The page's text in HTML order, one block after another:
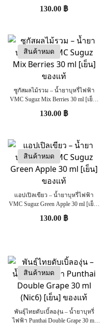
130.00 ฿
สินค้าหมด
ซูกัสผลไม้รวม – น้ำยาบุหรี่ไฟฟ้า
VMC Suguz Mix Berries 30 ml [เย็น]
130.00 ฿
สินค้าหมด
แอปเปิลเขียว – น้ำยาบุหรี่ไฟฟ้า
VMC Suguz Green Apple 30 ml [เย็น]
130.00 ฿
สินค้าหมด
พันธุ์ไทยดับเบิ้ลองุ่น – น้ำยาบุหรี่
ไฟฟ้า Punthai Double Grape 30 ml